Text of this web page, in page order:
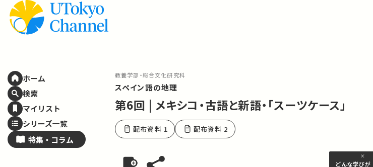
ホーム
検索
マイリスト
シリーズ一覧
特集・ コラム
教養学部・総合文化研究科
スペイン語の地理
第6回 | メキシコ・古語と新語・「スーツケース」
配布資料 1 配布資料 2
どんな学びが